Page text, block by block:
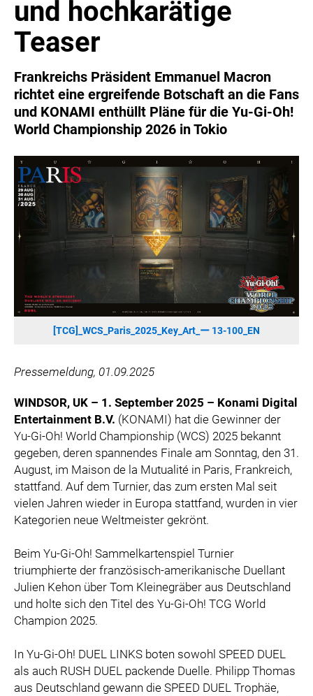
REVELL
SONOS DE
ZURU
MERGE GAMES
PQUBE
WILD RIVER GAMES
SUPERCELL
KONAMI
CHERRY
KOSPET
ONKYO
WARNER BROS. DISCOVERY GLOBAL CONSUMER PRODUCTS
RABEA ROGGE
SWITCHBOT
SUPERUM
MEDIA
PRESSEBILDER
PRESSEKONTAKT
und hochkarätige
Teaser
Frankreichs Präsident Emmanuel Macron
richtet eine ergreifende Botschaft an die Fans
und KONAMI enthüllt Pläne für die Yu-Gi-Oh!
World Championship 2026 in Tokio
[TCG]_WCS_Paris_2025_Key_Art_ー 13-100_EN
Pressemeldung, 01.09.2025
WINDSOR, UK – 1. September 2025 – Konami Digital
Entertainment B.V. (KONAMI) hat die Gewinner der
Yu-Gi-Oh! World Championship (WCS) 2025 bekannt
gegeben, deren spannendes Finale am Sonntag, den 31.
August, im Maison de la Mutualité in Paris, Frankreich,
stattfand. Auf dem Turnier, das zum ersten Mal seit
vielen Jahren wieder in Europa stattfand, wurden in vier
Kategorien neue Weltmeister gekrönt.
Beim Yu-Gi-Oh! Sammelkartenspiel Turnier
triumphierte der französisch-amerikanische Duellant
Julien Kehon über Tom Kleinegräber aus Deutschland
und holte sich den Titel des Yu-Gi-Oh! TCG World
Champion 2025.
In Yu-Gi-Oh! DUEL LINKS boten sowohl SPEED DUEL
als auch RUSH DUEL packende Duelle. Philipp Thomas
aus Deutschland gewann die SPEED DUEL Trophäe,